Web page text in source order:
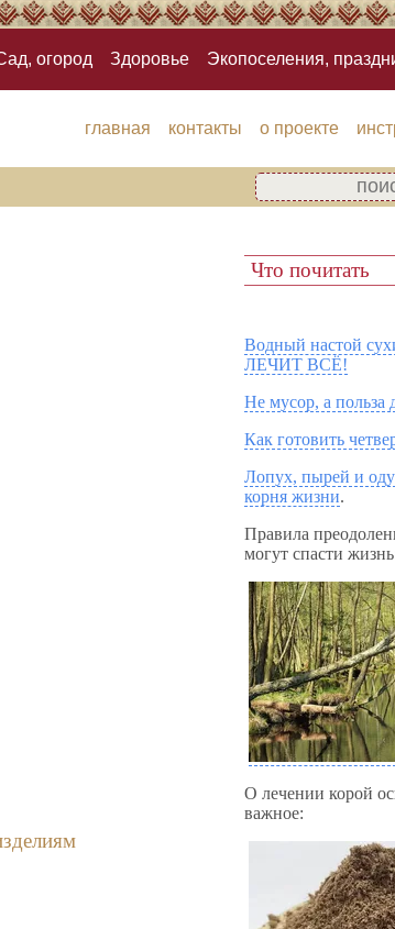
огород Здоровье Экопоселения,
главная контакты о проекте
Что почитать
Водный настой
ЛЕЧИТ ВСЁ!
Не мусор, а польза
Как готовить
Лопух, пырей и
корня жизни.
Правила
могут спасти
О лечении корой
важное: